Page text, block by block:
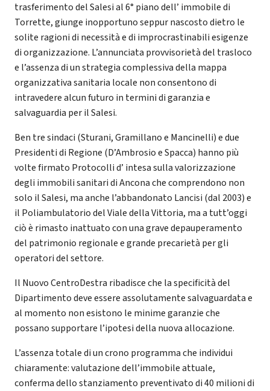
trasferimento del Salesi al 6° piano dell’ immobile di
Torrette, giunge inopportuno seppur nascosto dietro le
solite ragioni di necessità e di improcrastinabili esigenze
di organizzazione. L’annunciata provvisorietà del trasloco
e l’assenza di un strategia complessiva della mappa
organizzativa sanitaria locale non consentono di
intravedere alcun futuro in termini di garanzia e
salvaguardia per il Salesi.
Ben tre sindaci (Sturani, Gramillano e Mancinelli) e due
Presidenti di Regione (D’Ambrosio e Spacca) hanno più
volte firmato Protocolli d’ intesa sulla valorizzazione
degli immobili sanitari di Ancona che comprendono non
solo il Salesi, ma anche l’abbandonato Lancisi (dal 2003) e
il Poliambulatorio del Viale della Vittoria, ma a tutt’oggi
ciò è rimasto inattuato con una grave depauperamento
del patrimonio regionale e grande precarietà per gli
operatori del settore.
Il Nuovo CentroDestra ribadisce che la specificità del
Dipartimento deve essere assolutamente salvaguardata e
al momento non esistono le minime garanzie che
possano supportare l’ipotesi della nuova allocazione.
L’assenza totale di un crono programma che individui
chiaramente: valutazione dell’immobile attuale,
conferma dello stanziamento preventivato di 40 milioni di